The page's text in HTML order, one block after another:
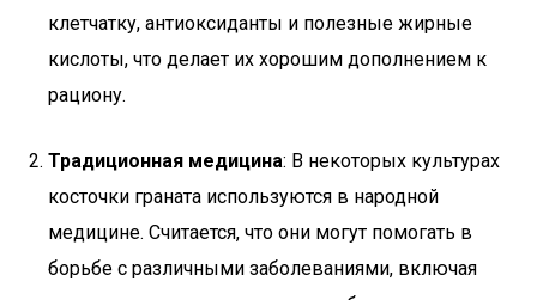
клетчатку, антиоксиданты и полезные жирные
кислоты, что делает их хорошим дополнением к
рациону.
Традиционная медицина: В некоторых культурах
косточки граната используются в народной
медицине. Считается, что они могут помогать в
борьбе с различными заболеваниями, включая